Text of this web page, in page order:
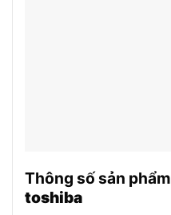
Thông số sản phẩm
toshiba